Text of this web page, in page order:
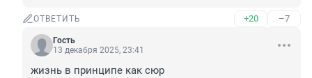
ОТВЕТИТЬ +20 –7
Гость
13 декабря 2025, 23:41
жизнь в принципе как сюр